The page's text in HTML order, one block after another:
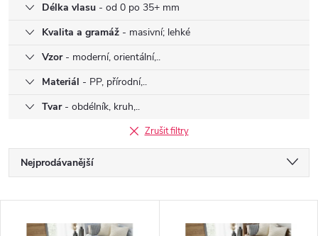
Délka vlasu - od 0 po 35+ mm
Kvalita a gramáž - masivní; lehké
Vzor- moderní, orientální,..
Materiál - PP, přírodní,..
Tvar- obdélník, kruh,..
Zrušit filtry
Ř
a
Nejprodávanější
V